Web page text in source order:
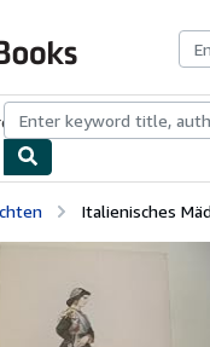
Browse CollectionsRare
Italienisches